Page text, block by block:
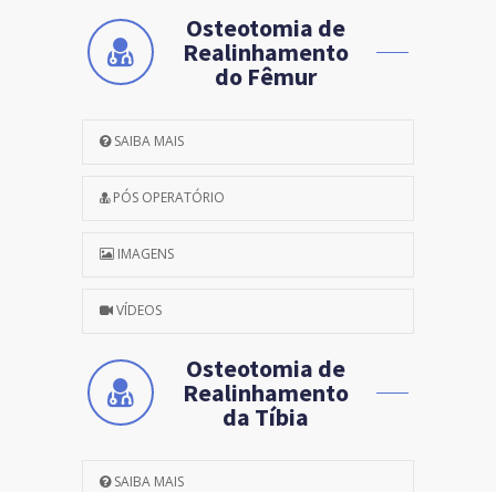
Osteotomia de
Realinhamento
do Fêmur
SAIBA MAIS
PÓS OPERATÓRIO
IMAGENS
VÍDEOS
Osteotomia de
Realinhamento
da Tíbia
SAIBA MAIS